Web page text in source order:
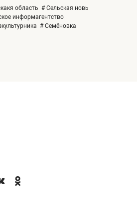
область # Сельская новь
информагентство
# Семёновка